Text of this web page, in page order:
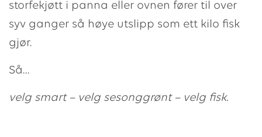
storfekjøtt i panna eller ovnen fører til over
syv ganger så høye utslipp som ett kilo fisk
gjør.
Så…
velg smart – velg sesonggrønt – velg fisk.